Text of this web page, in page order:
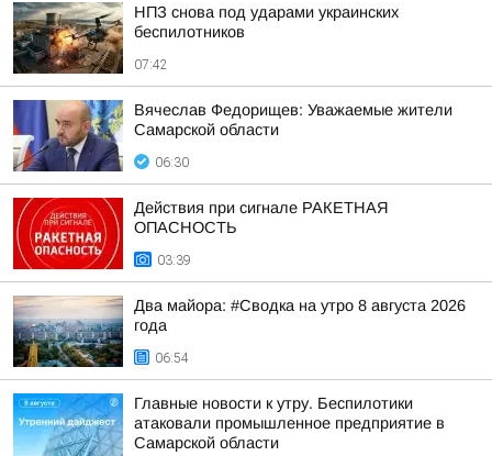
НПЗ снова под ударами украинских
беспилотников
07:42
Вячеслав Федорищев: Уважаемые жители
Самарской области
06:30
Действия при сигнале РАКЕТНАЯ
ОПАСНОСТЬ
03:39
Два майора: #Сводка на утро 8 августа 2026
года
06:54
Главные новости к утру. Беспилотики
атаковали промышленное предприятие в
Самарской области